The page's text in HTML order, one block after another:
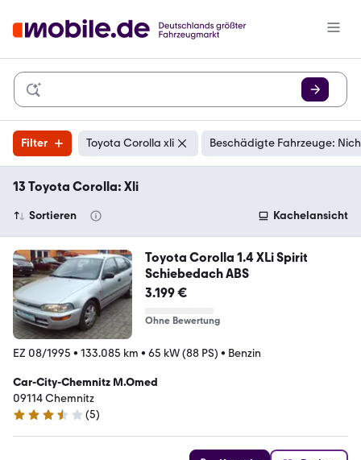
Filter Toyota Corolla xli Beschädigte Fahrzeuge:
13 Toyota Corolla: Xli
Sortieren Kachelansicht
Toyota Corolla 1.4 XLi Spirit
Schiebedach ABS
3.199 €
Ohne Bewertung
EZ 08/1995 • 133.085 km • 65 kW (88 PS) • Benzin
Car-City-Chemnitz M.Omed
09114 Chemnitz
3.7 Sterne
(5)